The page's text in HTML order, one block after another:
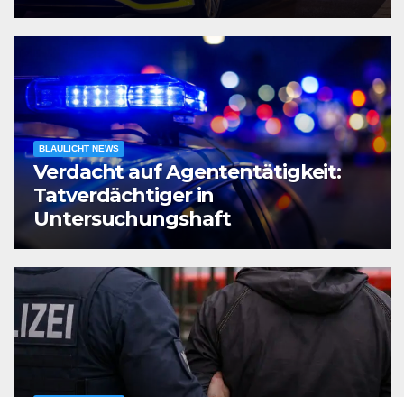
BLAULICHT NEWS
Verdacht auf Agententätigkeit:
Tatverdächtiger in
Untersuchungshaft